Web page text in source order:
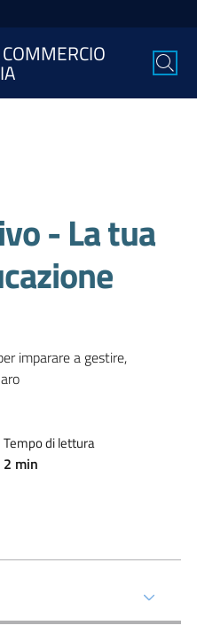
- La tua
imparare a gestire,
Tempo di lettura
2 min